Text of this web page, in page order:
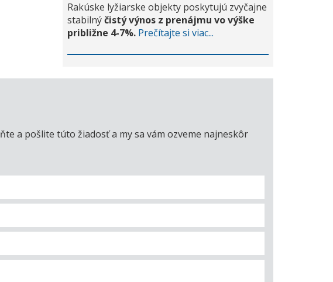
Rakúske lyžiarske objekty poskytujú zvyčajne
stabilnýčistý výnos z prenájmu vo výške
približne 4-7%. Prečítajte si viac...
a pošlite túto žiadosť a my sa vám ozveme najneskôr